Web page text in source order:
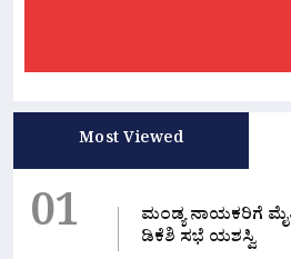
Most Viewed
01
ಮಂಡ್ಯ ನಾಯಕರಿಗೆ
ಡಿಕೆಶಿ ಸಭೆ ಯಶಸ್ವಿ